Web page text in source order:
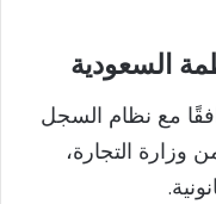
السعودية
مع نظام السجل
وزارة التجارة،